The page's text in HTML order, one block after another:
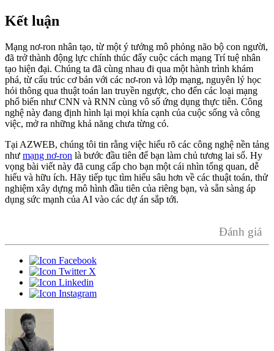
Kết luận
Mạng nơ-ron nhân tạo, từ một ý tưởng mô phỏng não bộ con người,
đã trở thành động lực chính thúc đẩy cuộc cách mạng Trí tuệ nhân
tạo hiện đại. Chúng ta đã cùng nhau đi qua một hành trình khám
phá, từ cấu trúc cơ bản với các nơ-ron và lớp mạng, nguyên lý học
hỏi thông qua thuật toán lan truyền ngược, cho đến các loại mạng
phổ biến như CNN và RNN cùng vô số ứng dụng thực tiễn. Công
nghệ này đang định hình lại mọi khía cạnh của cuộc sống và công
việc, mở ra những khả năng chưa từng có.
Tại AZWEB, chúng tôi tin rằng việc hiểu rõ các công nghệ nền tảng
như mạng nơ-ron là bước đầu tiên để bạn làm chủ tương lai số. Hy
vọng bài viết này đã cung cấp cho bạn một cái nhìn tổng quan, dễ
hiểu và hữu ích. Hãy tiếp tục tìm hiểu sâu hơn về các thuật toán, thử
nghiệm xây dựng mô hình đầu tiên của riêng bạn, và sẵn sàng áp
dụng sức mạnh của AI vào các dự án sắp tới.
Đánh giá